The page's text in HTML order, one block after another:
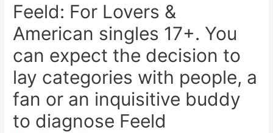
Feeld: For Lovers &
American singles 17+. You
can expect the decision to
lay categories with people, a
fan or an inquisitive buddy
to diagnose Feeld